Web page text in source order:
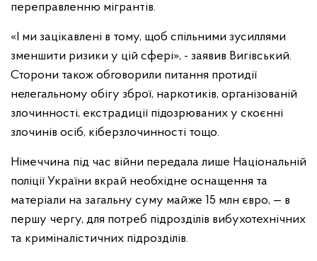
переправленню мігрантів.
«І ми зацікавлені в тому, щоб спільними зусиллями
зменшити ризики у цій сфері», - заявив Вигівський.
Сторони також обговорили питання протидії
нелегальному обігу зброї, наркотиків, організованій
злочинності, екстрадиції підозрюваних у скоєнні
злочинів осіб, кіберзлочинності тощо.
Німеччина під час війни передала лише Національній
поліції України вкрай необхідне оснащення та
матеріали на загальну суму майже 15 млн євро, — в
першу чергу, для потреб підрозділів вибухотехнічних
та криміналістичних підрозділів.